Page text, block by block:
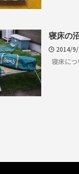
寝床の
2014/
寝床に